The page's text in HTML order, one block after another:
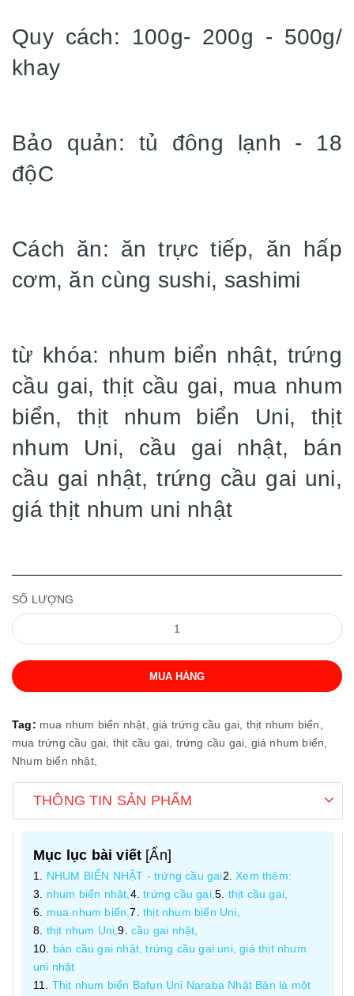
Quy cách: 100g- 200g - 500g/
khay
Bảo quản: tủ đông lạnh - 18
độC
Cách ăn: ăn trực tiếp, ăn hấp
cơm, ăn cùng sushi, sashimi
từ khóa: nhum biển nhật, trứng
cầu gai, thịt cầu gai, mua nhum
biển, thịt nhum biển Uni, thịt
nhum Uni, cầu gai nhật, bán
cầu gai nhật, trứng cầu gai uni,
giá thịt nhum uni nhật
SỐ LƯỢNG
MUA HÀNG
Tag: mua nhum biển nhật, giá trứng cầu gai, thịt nhum biển,
mua trứng cầu gai, thịt cầu gai, trứng cầu gai, giá nhum biển,
Nhum biển nhật,
THÔNG TIN SẢN PHẨM
Mục lục bài viết [Ẩn]
NHUM BIỂN NHẬT - trứng cầu gai
Xem thêm:
nhum biển nhật,
trứng cầu gai,
thịt cầu gai,
mua nhum biển,
thịt nhum biển Uni,
thịt nhum Uni,
cầu gai nhật,
bán cầu gai nhật, trứng cầu gai uni, giá thịt nhum
uni nhật
Thịt nhum biển Bafun Uni Naraba Nhật Bản là một